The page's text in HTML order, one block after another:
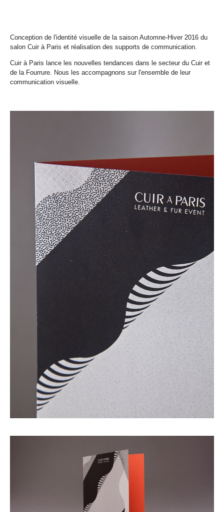
Conception de l'identité visuelle de la saison Automne-Hiver 2016 du
salon Cuir à Paris et réalisation des supports de communication.
Cuir à Paris lance les nouvelles tendances dans le secteur du Cuir et
de la Fourrure. Nous les accompagnons sur l'ensemble de leur
communication visuelle.